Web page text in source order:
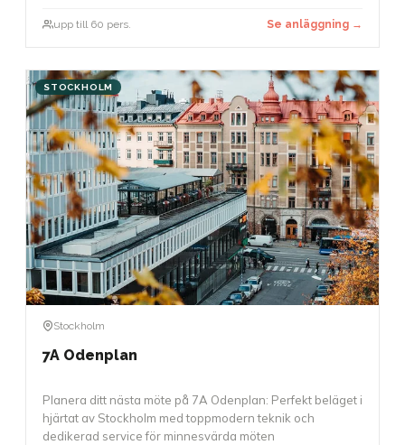
upp till 60 pers. Se anläggning →
STOCKHOLM
Stockholm
7A Odenplan
Planera ditt nästa möte på 7A Odenplan: Perfekt beläget i
hjärtat av Stockholm med toppmodern teknik och
dedikerad service för minnesvärda möten